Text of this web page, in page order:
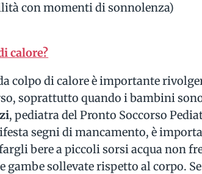
con momenti di sonnolenza)
calore?
colpo di calore è importante
soprattutto quando i bambini
, pediatra del Pronto Soccorso
segni di mancamento, è
bere a piccoli sorsi acqua non
gambe sollevate rispetto al corpo.